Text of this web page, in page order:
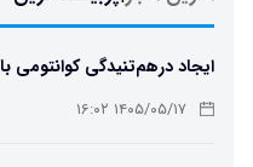
ایجاد درهم‌تنیدگی کوانتومی
۱۴۰۵/۰۵/۱۷ ۱۶:۰۲